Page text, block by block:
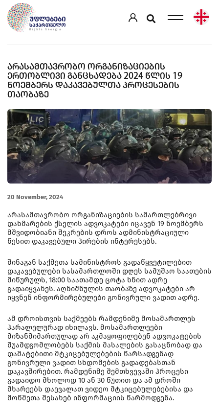
ᲐᲠᲐᲡᲐᲛᲗᲐᲕᲠᲝᲑᲝ ᲝᲠᲒᲐᲜᲘᲖᲐᲪᲘᲔᲑᲘᲡ
ᲔᲠᲗᲝᲑᲚᲘᲕᲘ ᲒᲐᲜᲪᲮᲐᲓᲔᲑᲐ 2024 ᲬᲚᲘᲡ 19
ᲜᲝᲔᲛᲑᲔᲠᲡ ᲓᲐᲙᲐᲕᲔᲑᲣᲚᲗᲐ ᲞᲠᲝᲪᲔᲡᲔᲑᲘᲡ
ᲗᲐᲝᲑᲐᲖᲔ
20 November, 2024
არასამთავრობო ორგანიზაციების სამართლებრივი
დახმარების ქსელის ადვოკატები იცავენ 19 ნოემბერს
მშვიდობიანი შეკრების დროს ადმინისტრაციული
წესით დაკავებული პირების ინტერესებს.
შინაგან საქმეთა სამინისტროს გადაწყვეტილებით
დაკავებულები სასამართლოში დღეს სამუშაო საათების
მიწურულს, 18:00 საათამდე ცოტა ხნით ადრე
გადაიყვანეს. აღნიშნულის თაობაზე ადვოკატები არ
იყვნენ ინფორმირებულები გონივრული ვადით ადრე.
ამ დროისთვის საქმეებს რამდენიმე მოსამართლეს
პარალელურად იხილავს. მოსამართლეები
მიზანმიმართულად არ აკმაყოფილებენ ადვოკატების
შუამდგომლობებს საქმის მასალების გასაცნობად და
დამატებითი მტკიცებულებების წარსადგენად
გონივრული ვადით სხდომების გადადებასთან
დაკავშირებით. რამდენიმე შემთხვევაში პროცესი
გადაიდო მხოლოდ 10 ან 30 წუთით და ამ დროში
მხარეებს დაევალათ ვიდეო მტკიცებულებებისა და
მოწმეთა შესახებ ინფორმაციის წარმოდგენა.